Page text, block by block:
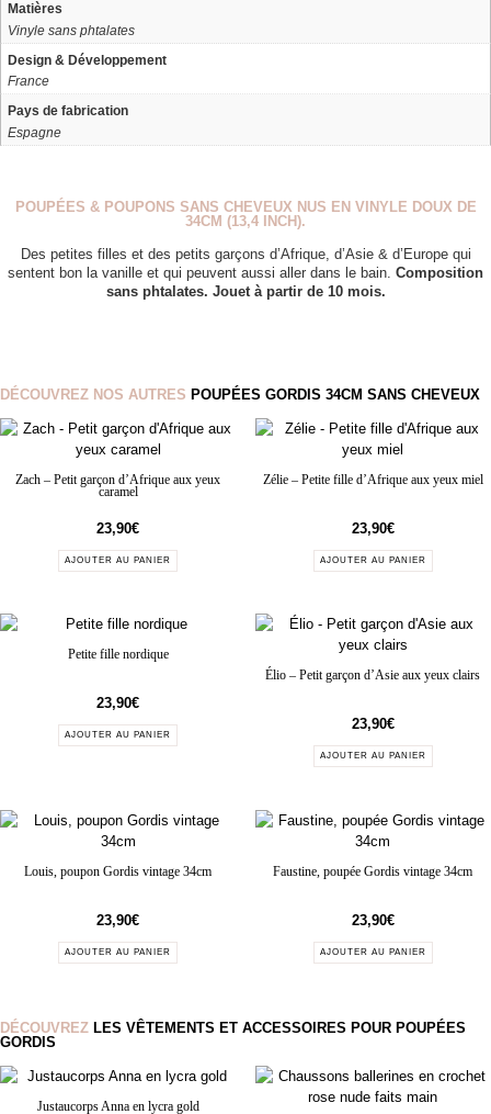
Matières
Vinyle sans phtalates
Design & Développement
France
Pays de fabrication
Espagne
POUPÉES & POUPONS SANS CHEVEUX NUS EN VINYLE DOUX DE
34CM (13,4 INCH).
Des petites filles et des petits garçons d’Afrique, d’Asie & d’Europe qui
sentent bon la vanille et qui peuvent aussi aller dans le bain. Composition
sans phtalates. Jouet à partir de 10 mois.
DÉCOUVREZ NOS AUTRES POUPÉES GORDIS 34CM SANS CHEVEUX
Zach – Petit garçon d’Afrique aux yeux
caramel
23,90€
AJOUTER AU PANIER
Zélie – Petite fille d’Afrique aux yeux miel
23,90€
AJOUTER AU PANIER
Petite fille nordique
23,90€
AJOUTER AU PANIER
Élio – Petit garçon d’Asie aux yeux clairs
23,90€
AJOUTER AU PANIER
Louis, poupon Gordis vintage 34cm
23,90€
AJOUTER AU PANIER
Faustine, poupée Gordis vintage 34cm
23,90€
AJOUTER AU PANIER
DÉCOUVREZ LES VÊTEMENTS ET ACCESSOIRES POUR POUPÉES
GORDIS
Justaucorps Anna en lycra gold